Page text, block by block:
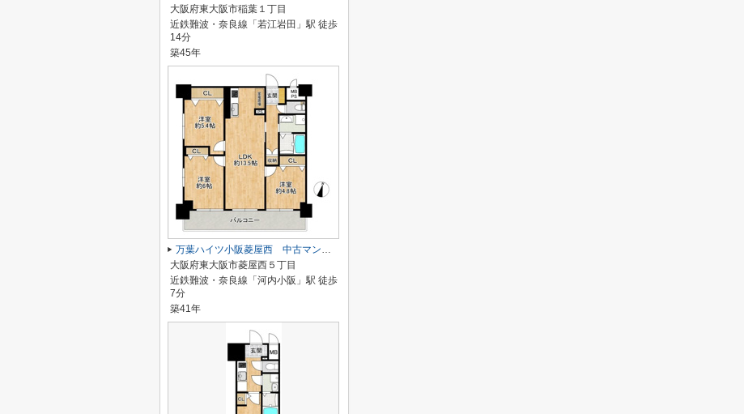
大阪府東大阪市稲葉１丁目
近鉄難波・奈良線「若江岩田」駅 徒歩
14分
築45年
万葉ハイツ小阪菱屋西 中古マンション
大阪府東大阪市菱屋西５丁目
近鉄難波・奈良線「河内小阪」駅 徒歩
7分
築41年